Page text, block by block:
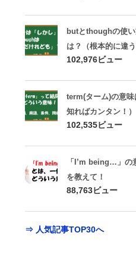
butとthoughの使い
は？（根本的に違う
102,976ビュー
term(ターム)の意
知ればカンタン！）
102,535ビュー
「I’m being…」の
を教えて！
88,763ビュー
⇒ 人気記事TOP30へ